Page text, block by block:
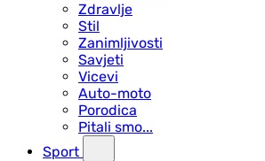
Zdravlje
Stil
Zanimljivosti
Savjeti
Vicevi
Auto-moto
Porodica
Pitali smo...
Sport